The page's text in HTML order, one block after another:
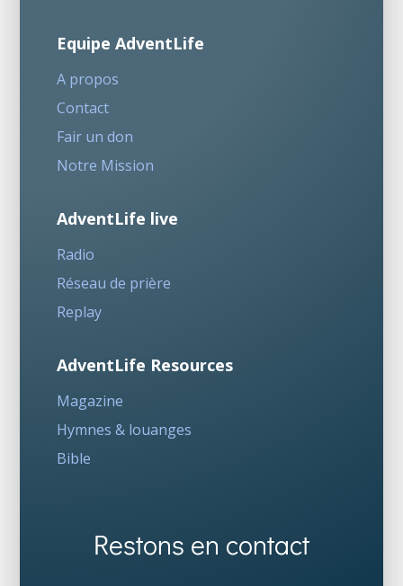
Equipe AdventLife
A propos
Contact
Fair un don
Notre Mission
AdventLife live
Radio
Réseau de prière
Replay
AdventLife Resources
Magazine
Hymnes & louanges
Bible
Restons en contact